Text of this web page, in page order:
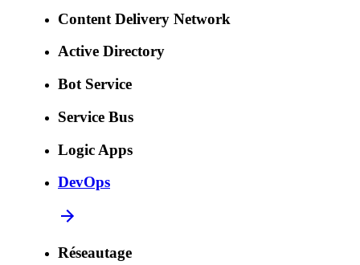
Content Delivery Network
Active Directory
Bot Service
Service Bus
Logic Apps
DevOps
Réseautage